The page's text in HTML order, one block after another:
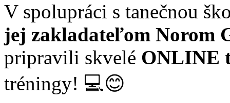
V spolupráci s tanečnou
jej zakladateľom Norom
pripravili skvelé ONLINE
tréningy! 💻😊